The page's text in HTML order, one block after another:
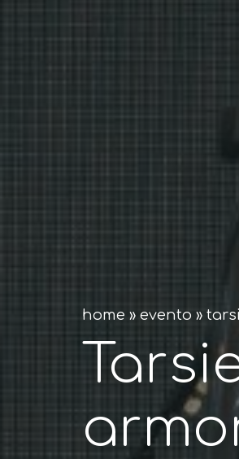
home » evento »